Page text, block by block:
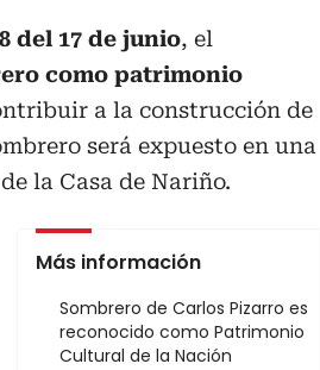
del 17 de junio, el
como patrimonio
a la construcción de
será expuesto en una
la Casa de Nariño.
Más información
Sombrero de Carlos Pizarro es
reconocido como Patrimonio
Cultural de la Nación